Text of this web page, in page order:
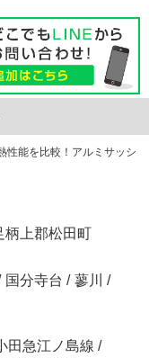
性能を比較！アルミサッシ
柄上郡松田町
国分寺台 / 蓼川 /
田急江ノ島線 /